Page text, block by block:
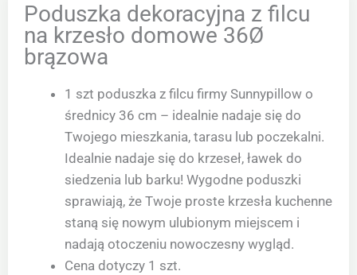
Poduszka dekoracyjna z filcu
na krzesło domowe 36Ø
brązowa
1 szt poduszka z filcu firmy Sunnypillow o
średnicy 36 cm – idealnie nadaje się do
Twojego mieszkania, tarasu lub poczekalni.
Idealnie nadaje się do krzeseł, ławek do
siedzenia lub barku! Wygodne poduszki
sprawiają, że Twoje proste krzesła kuchenne
staną się nowym ulubionym miejscem i
nadają otoczeniu nowoczesny wygląd.
Cena dotyczy 1 szt.